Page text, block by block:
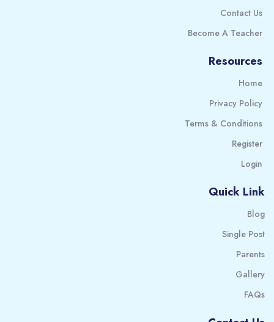
Contact Us
Become A Teacher
Resources
Home
Privacy Policy
Terms & Conditions
Register
Login
Quick Link
Blog
Single Post
Parents
Gallery
FAQs